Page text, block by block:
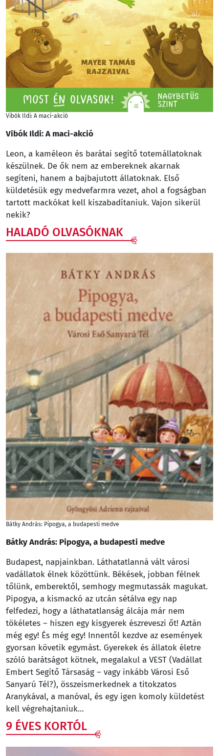
Vibók Ildi: A maci-akció
Vibók Ildi: A maci-akció
Leon, a kaméleon és barátai segítő totemállatoknak
készülnek. De ők nem az embereknek akarnak
segíteni, hanem a bajbajutott állatoknak. Első
küldetésük egy medvefarmra vezet, ahol a fogságban
tartott mackókat kell kiszabadítaniuk. Vajon sikerül
nekik?
HALADÓ OLVASÓKNAK
Bátky András: Pipogya, a budapesti medve
Bátky András: Pipogya, a budapesti medve
Budapest, napjainkban. Láthatatlanná vált városi
vadállatok élnek közöttünk. Békések, jobban félnek
tőlünk, emberektől, semhogy megmutassák magukat.
Pipogya, a kismackó az utcán sétálva egy nap
felfedezi, hogy a láthatatlanság álcája már nem
tökéletes – hiszen egy kisgyerek észreveszi őt! Aztán
még egy! És még egy! Innentől kezdve az események
gyorsan követik egymást. Gyerekek és állatok életre
szóló barátságot kötnek, megalakul a VEST (Vadállat
Embert Segítő Társaság – vagy inkább Városi Eső
Sanyarú Tél?), összeismerkednek a titokzatos
Aranykával, a manóval, és egy igen komoly küldetést
kell végrehajtaniuk…
9 ÉVES KORTÓL